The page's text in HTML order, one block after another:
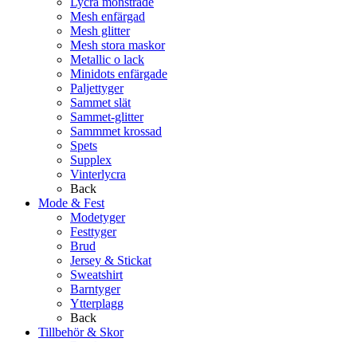
Mesh enfärgad
Mesh glitter
Mesh stora maskor
Metallic o lack
Minidots enfärgade
Paljettyger
Sammet slät
Sammet-glitter
Sammmet krossad
Spets
Supplex
Vinterlycra
Back
Mode & Fest
Modetyger
Festtyger
Brud
Jersey & Stickat
Sweatshirt
Barntyger
Ytterplagg
Back
Tillbehör & Skor